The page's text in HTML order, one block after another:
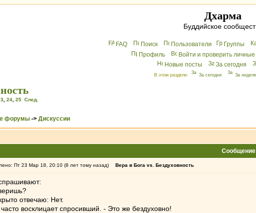
Дхарма
Буддийское
FAQ Поиск Пользователи Группы
Профиль
Войти и проверить
Новые посты
За сегодня
В этом разделе: За сегодня За
24 25 След.
форумы -> Дискуссии
Сообщение
Пт 23 Мар 18, 20:10 (8 лет тому назад) Вера в Бога vs. Бездуховность
отвечаю: Нет.
восклицает спросивший. - Это же бездуховно!